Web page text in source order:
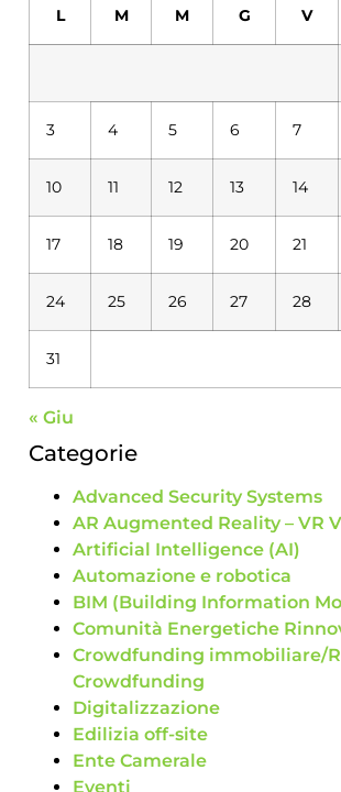
L M M G V
3 4 5 6 7
10 11 12 13 14
17 18 19 20 21
24 25 26 27 28
31
« Giu
Categorie
Advanced Security Systems
AR Augmented Reality – VR
Artificial Intelligence (AI)
Automazione e robotica
BIM (Building Information
Comunità Energetiche
Crowdfunding immobiliare/
Crowdfunding
Digitalizzazione
Edilizia off-site
Ente Camerale
Eventi